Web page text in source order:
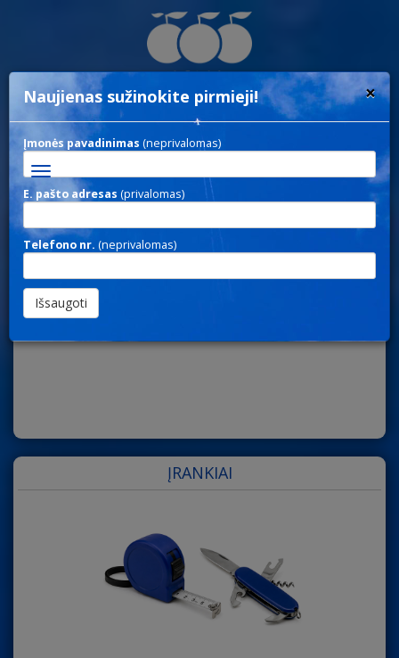
Toggle
navigation
LAGAMINAI
ĮRANKIAI
×
Naujienas sužinokite pirmieji!
Įmonės pavadinimas (neprivalomas)
E. pašto adresas (privalomas)
Telefono nr. (neprivalomas)